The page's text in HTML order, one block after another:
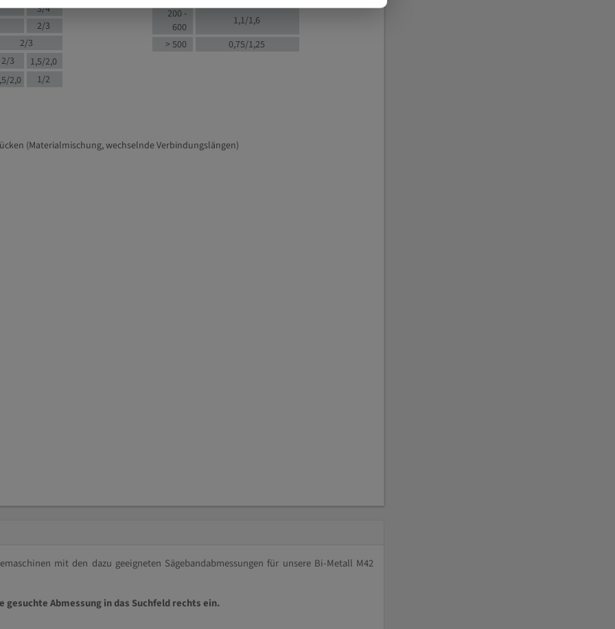
3/4
2/3
2/3
2/3
1,5/2,0
2,0 1/2
200 -
600
1,1/1,6
> 500
0,75/1,25
(Materialmischung, wechselnde Verbindungslängen)
mit den dazu geeigneten Sägebandabmessungen für unsere Bi-Metall M42
Abmessung in das Suchfeld rechts ein.